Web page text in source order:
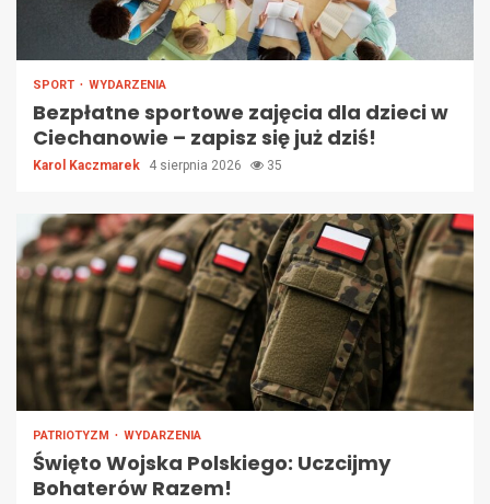
SPORT WYDARZENIA
Bezpłatne sportowe zajęcia dla dzieci w
Ciechanowie – zapisz się już dziś!
Karol Kaczmarek 4 sierpnia 2026 35
PATRIOTYZM WYDARZENIA
Święto Wojska Polskiego: Uczcijmy
Bohaterów Razem!